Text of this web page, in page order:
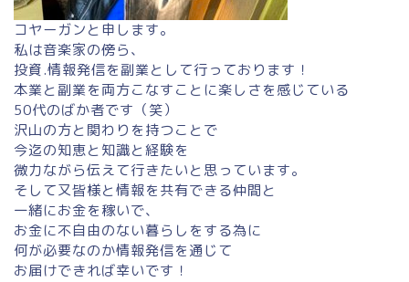
コヤーガンと申します。
私は音楽家の傍ら、
投資.情報発信を副業として行っております！
本業と副業を両方こなすことに楽しさを感じている
50代のばか者です（笑）
沢山の方と関わりを持つことで
今迄の知恵と知識と経験を
微力ながら伝えて行きたいと思っています。
そして又皆様と情報を共有できる仲間と
一緒にお金を稼いで、
お金に不自由のない暮らしをする為に
何が必要なのか情報発信を通じて
お届けできれば幸いです！